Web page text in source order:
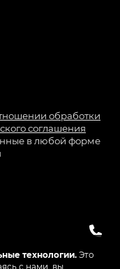
технологии. Это
с нами, вы
обработки
соглашения
в любой форме